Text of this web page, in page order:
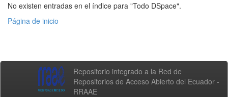
No existen entradas en el índice para "Todo DSpace".
Página de inicio
Repositorio integrado a la Red de
Repositorios de Acceso Abierto del Ecuador -
RRAAE